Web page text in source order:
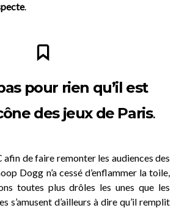
.
pour rien qu’il est
des jeux de Paris.
de faire remonter les audiences des
Dogg n’a cessé d’enflammer la toile,
toutes plus drôles les unes que les
s’amusent d’ailleurs à dire qu’il remplit